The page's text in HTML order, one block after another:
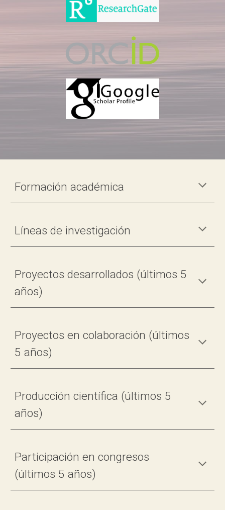
Formación académica
Líneas de investigación
Proyectos desarrollados (últimos 5
años)
Proyectos en colaboración (últimos
5 años)
Producción científica (últimos 5
años)
Participación en congresos
(últimos 5 años)